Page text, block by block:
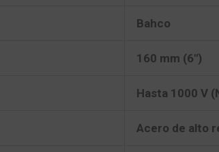
Bahco
160 mm (6″)
Hasta 1000 V
Acero de alto